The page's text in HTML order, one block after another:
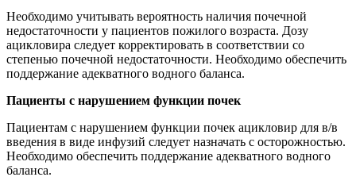
Необходимо учитывать вероятность наличия почечной
недостаточности у пациентов пожилого возраста. Дозу
ацикловира следует корректировать в соответствии со
степенью почечной недостаточности. Необходимо обеспечить
поддержание адекватного водного баланса.
Пациенты с нарушением функции почек
Пациентам с нарушением функции почек ацикловир для в/в
введения в виде инфузий следует назначать с осторожностью.
Необходимо обеспечить поддержание адекватного водного
баланса.